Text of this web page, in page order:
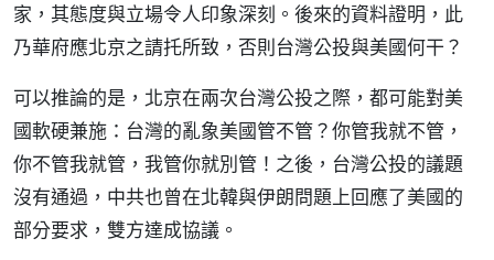
家，其態度與立場令人印象深刻。後來的資料證明，此
乃華府應北京之請托所致，否則台灣公投與美國何干？
可以推論的是，北京在兩次台灣公投之際，都可能對美
國軟硬兼施：台灣的亂象美國管不管？你管我就不管，
你不管我就管，我管你就別管！之後，台灣公投的議題
沒有通過，中共也曾在北韓與伊朗問題上回應了美國的
部分要求，雙方達成協議。